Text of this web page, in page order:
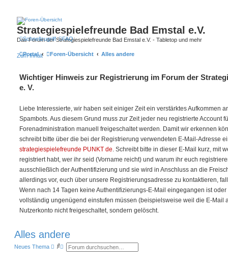
Strategiespielefreunde Bad Emstal e.V.
Das Forum der Strategiespielefreunde Bad Emstal e.V. - Tabletop und mehr
Zum Inhalt
Schnellzugriff FAQ
Portal Foren-Übersicht Alles andere
Wichtiger Hinweis zur Registrierung im Forum der
e. V.
Liebe Interessierte, wir haben seit einiger Zeit ein verstärktes Aufkommen
Spambots. Aus diesem Grund muss zur Zeit jeder neu registrierte Account
Forenadministration manuell freigeschaltet werden. Damit wir erkennen
schreibt bitte über die bei der Registrierung verwendeten E-Mail-Adresse
strategiespielefreunde PUNKT de. Schreibt bitte in dieser E-Mail kurz, mit
registriert habt, wer ihr seid (Vorname reicht) und warum ihr euch
ausschließlich der Authentifizierung und sie wird in Anschluss an die
allerdings vor, euch über unsere Registrierungsadresse zu kontaktieren,
Wenn nach 14 Tagen keine Authentifizierungs-E-Mail eingegangen ist
vollständig ungenügend einstufen müssen (beispielsweise weil die E-Mail
Nutzerkonto nicht freigeschaltet, sondern gelöscht.
Alles andere
Neues Thema
S E